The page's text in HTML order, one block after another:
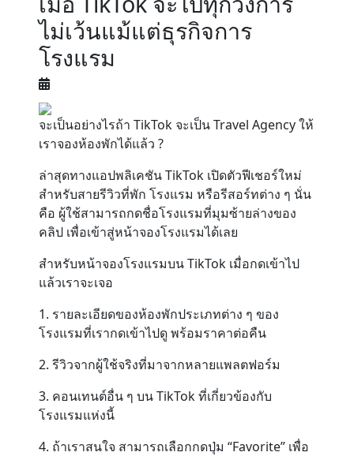
ไม่เว้นแม้แต่ธุรกิจการ
โรงแรม
จะเป็นอย่างไรถ้า TikTok จะเป็น Travel Agency ให้
เราจองห้องพักได้แล้ว ?
ล่าสุดทางแอปพลิเคชัน TikTok เปิดตัวฟีเชอร์ใหม่
สำหรับสายรีวิวที่พัก โรงแรม หรือรีสอร์ทต่าง ๆ นั่น
คือ ผู้ใช้สามารถกดชื่อโรงแรมที่มุมซ้ายล่างของ
คลิป เพื่อเข้าสู่หน้าจองโรงแรมได้เลย
สำหรับหน้าจองโรงแรมบน TikTok เมื่อกดเข้าไป
แล้วเราจะเจอ
1. รายละเอียดของห้องพักประเภทต่าง ๆ ของ
โรงแรมที่เรากดเข้าไปดู พร้อมราคาต่อคืน
2. รีวิวจากผู้ใช้จริงที่มาจากหลายแพลตฟอร์ม
3. คอนเทนต์อื่น ๆ บน TikTok ที่เกี่ยวข้องกับ
โรงแรมแห่งนี้
4. ถ้าเราสนใจ สามารถเลือกกดปุ่ม “Favorite” เพื่อ